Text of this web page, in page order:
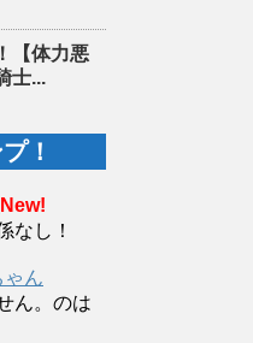
【体力悪
士...
！
New!
なし！
ゃん
ん。のは